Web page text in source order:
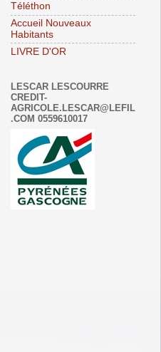
Téléthon
Accueil Nouveaux
Habitants
LIVRE D'OR
LESCAR LESCOURRE
CREDIT-
AGRICOLE.LESCAR@LEFIL
.COM 0559610017